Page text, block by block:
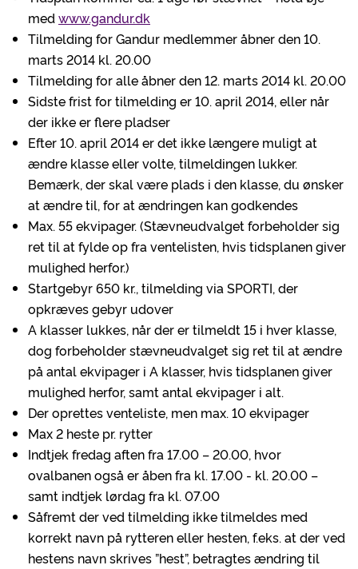
medwww.gandur.dk
Tilmelding for Gandur medlemmer åbner den 10.
marts 2014 kl. 20.00
Tilmelding for alle åbner den 12. marts 2014 kl. 20.00
Sidste frist for tilmelding er 10. april 2014, eller når
der ikke er flere pladser
Efter 10. april 2014 er det ikke længere muligt at
ændre klasse eller volte, tilmeldingen lukker.
Bemærk, der skal være plads i den klasse, du ønsker
at ændre til, for at ændringen kan godkendes
Max. 55 ekvipager. (Stævneudvalget forbeholder sig
ret til at fylde op fra ventelisten, hvis tidsplanen giver
mulighed herfor.)
Startgebyr 650 kr., tilmelding via SPORTI, der
opkræves gebyr udover
A klasser lukkes, når der er tilmeldt 15 i hver klasse,
dog forbeholder stævneudvalget sig ret til at ændre
på antal ekvipager i A klasser, hvis tidsplanen giver
mulighed herfor, samt antal ekvipager i alt.
Der oprettes venteliste, men max. 10 ekvipager
Max 2 heste pr. rytter
Indtjek fredag aften fra 17.00 – 20.00, hvor
ovalbanen også er åben fra kl. 17.00 - kl. 20.00 –
samt indtjek lørdag fra kl. 07.00
Såfremt der ved tilmelding ikke tilmeldes med
korrekt navn på rytteren eller hesten, f.eks. at der ved
hestens navn skrives ”hest”, betragtes ændring til